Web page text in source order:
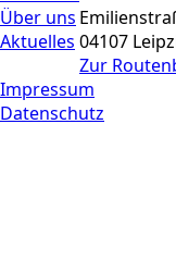
Über uns
Aktuelles 04107
Zur
Impressum
Datenschutz